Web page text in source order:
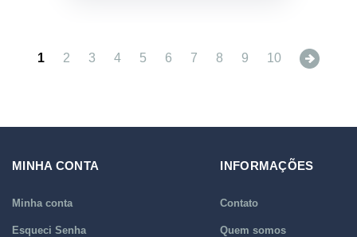
1 2 3 4 5 6 7 8 9 10 Next
MINHA CONTA
Minha conta
Esqueci Senha
INFORMAÇÕES
Contato
Quem somos